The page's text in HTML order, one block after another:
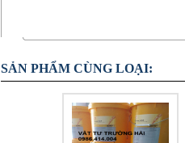
SẢN PHẨM CÙNG LOẠI: